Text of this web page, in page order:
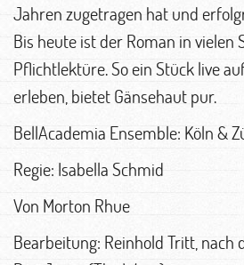
Jahren zugetragen hat und
Bis heute ist der Roman in vielen
Pflichtlektüre. So ein Stück live
erleben, bietet Gänsehaut pur.
BellAcademia Ensemble: Köln &
Regie: Isabella Schmid
Von Morton Rhue
Bearbeitung: Reinhold Tritt, nach